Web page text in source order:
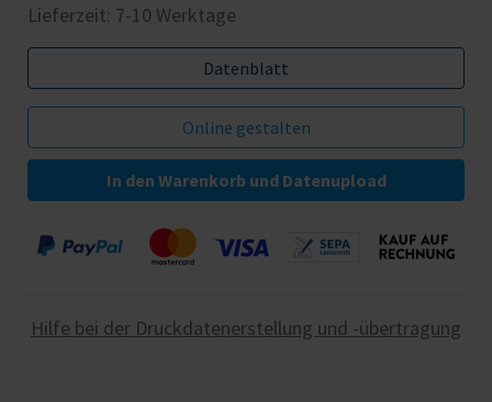
Lieferzeit: 7-10 Werktage
Datenblatt
In den Warenkorb und Datenupload
Hilfe bei der Druckdatenerstellung und -übertragung